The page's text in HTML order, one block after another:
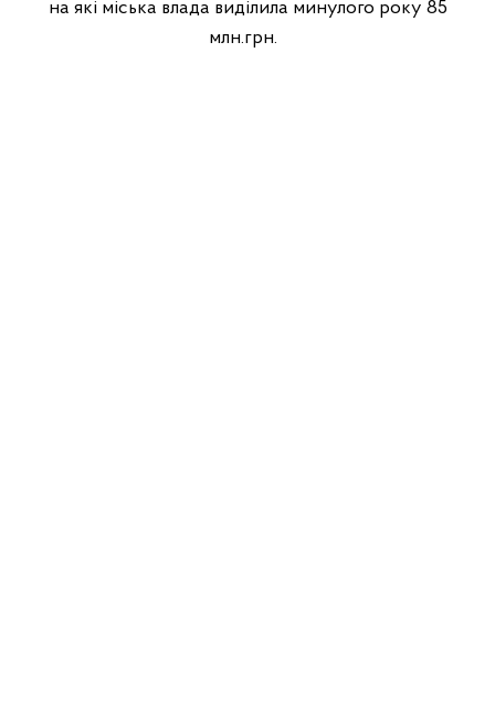
на які міська влада виділила минулого року 85
млн.грн.